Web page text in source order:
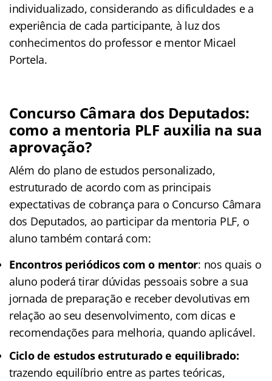
individualizado, considerando as dificuldades e a
experiência de cada participante, à luz dos
conhecimentos do professor e mentor Micael
Portela.
Concurso Câmara dos Deputados:
como a mentoria PLF auxilia na sua
aprovação?
Além do plano de estudos personalizado,
estruturado de acordo com as principais
expectativas de cobrança para o Concurso Câmara
dos Deputados, ao participar da mentoria PLF, o
aluno também contará com:
Encontros periódicos com o mentor: nos quais o
aluno poderá tirar dúvidas pessoais sobre a sua
jornada de preparação e receber devolutivas em
relação ao seu desenvolvimento, com dicas e
recomendações para melhoria, quando aplicável.
Ciclo de estudos estruturado e equilibrado:
trazendo equilíbrio entre as partes teóricas,